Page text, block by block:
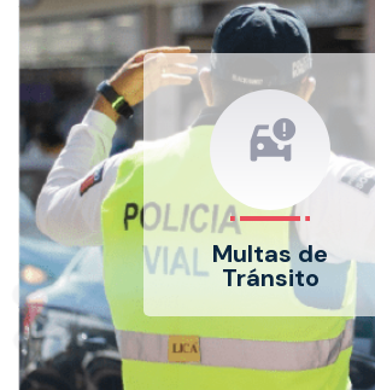
car_crash
Multas de
Tránsito